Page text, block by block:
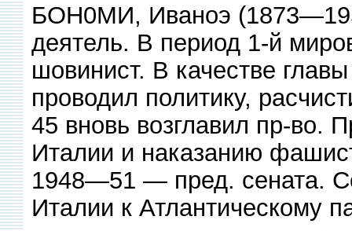
БОН0МИ, Иваноэ
деятель. В период 1-й
шовинист. В качестве
проводил политику,
45 вновь возглавил пр-во.
Италии и наказанию
1948—51 — пред. сената.
Италии к Атлантическому